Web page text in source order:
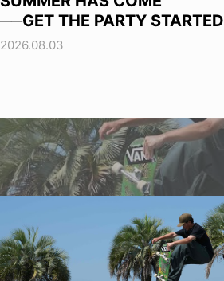
──GET THE PARTY STARTED
2026.08.03